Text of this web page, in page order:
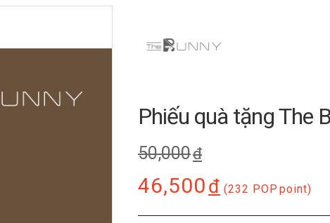
Phiếu quà tặng The
50,000đ
46,500đ (232 POP point)